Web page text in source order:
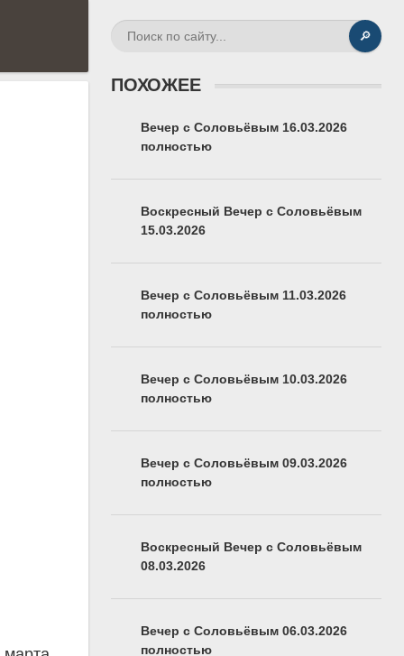
🔎
ПОХОЖЕЕ
Вечер с Соловьёвым 16.03.2026
полностью
Воскресный Вечер с Соловьёвым
15.03.2026
Вечер с Соловьёвым 11.03.2026
полностью
Вечер с Соловьёвым 10.03.2026
полностью
Вечер с Соловьёвым 09.03.2026
полностью
Воскресный Вечер с Соловьёвым
08.03.2026
Вечер с Соловьёвым 06.03.2026
полностью